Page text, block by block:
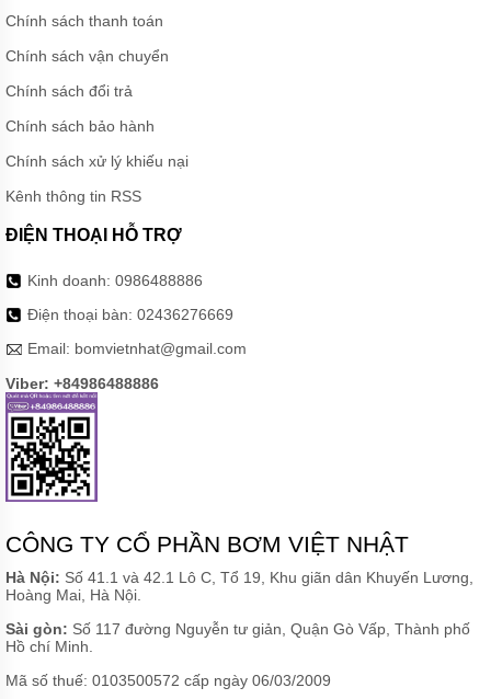
Chính sách thanh toán
Chính sách vận chuyển
Chính sách đổi trả
Chính sách bảo hành
Chính sách xử lý khiếu nại
Kênh thông tin RSS
ĐIỆN THOẠI HỖ TRỢ
Kinh doanh: 0986488886
Điện thoại bàn: 02436276669
Email: bomvietnhat@gmail.com
Viber: +84986488886
CÔNG TY CỔ PHẦN BƠM VIỆT NHẬT
Hà Nội: Số 41.1 và 42.1 Lô C, Tổ 19, Khu giãn dân Khuyến Lương,
Hoàng Mai, Hà Nội.
Sài gòn: Số 117 đường Nguyễn tư giản, Quận Gò Vấp, Thành phố
Hồ chí Minh.
Mã số thuế: 0103500572 cấp ngày 06/03/2009